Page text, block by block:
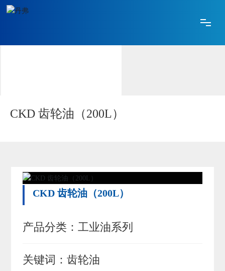
网站首页
CKD 齿轮油（200L）
CKD 齿轮油（200L）
产品分类： 工业油系列
关键词： 齿轮油